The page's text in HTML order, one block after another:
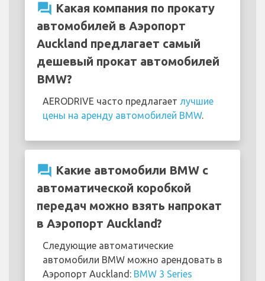
question_answer Какая компания по прокату
автомобилей в Аэропорт
Auckland предлагает самый
дешевый прокат автомобилей
BMW?
AERODRIVE часто предлагает лучшие
цены на аренду автомобилей BMW.
question_answer Какие автомобили BMW с
автоматической коробкой
передач можно взять напрокат
в Аэропорт Auckland?
Следующие автоматические
автомобили BMW можно арендовать в
Аэропорт Auckland: BMW 3 Series